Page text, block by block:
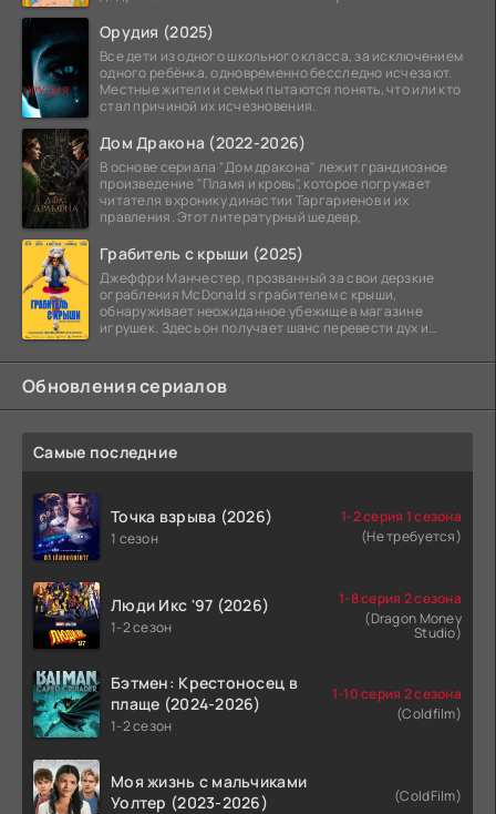
Орудия (2025)
Все дети из одного школьного класса, за исключением
одного ребёнка, одновременно бесследно исчезают.
Местные жители и семьи пытаются понять, что или кто
стал причиной их исчезновения.
Дом Дракона (2022-2026)
В основе сериала "Дом дракона" лежит грандиозное
произведение "Пламя и кровь", которое погружает
читателя в хронику династии Таргариенов и их
правления. Этот литературный шедевр,
Грабитель с крыши (2025)
Джеффри Манчестер, прозванный за свои дерзкие
ограбления McDonald s грабителем с крыши,
обнаруживает неожиданное убежище в магазине
игрушек. Здесь он получает шанс перевести дух и
Обновления сериалов
Самые последние
Точка взрыва (2026)
1 сезон
1-2 серия 1 сезона
(Не требуется)
Люди Икс '97 (2026)
1-2 сезон
1-8 серия 2 сезона
(Dragon Money
Studio)
Бэтмен: Крестоносец в
плаще (2024-2026)
1-2 сезон
1-10 серия 2 сезона
(Coldfilm)
Моя жизнь с мальчиками
Уолтер (2023-2026)
(ColdFilm)